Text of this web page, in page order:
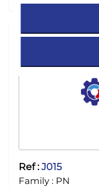
Ref :J015
Family : PN